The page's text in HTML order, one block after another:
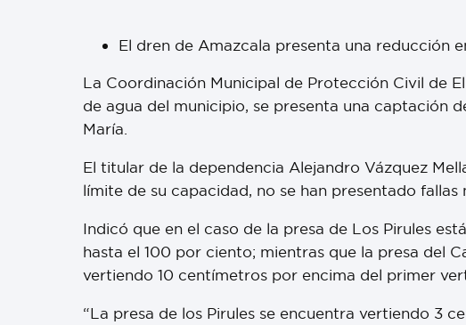
El dren de Amazcala presenta una reducción
La Coordinación Municipal de Protección Civil de
de agua del municipio, se presenta una captación
María.
El titular de la dependencia Alejandro Vázquez
límite de su capacidad, no se han presentado fallas
Indicó que en el caso de la presa de Los Pirules
hasta el 100 por ciento; mientras que la presa del
vertiendo 10 centímetros por encima del primer
“La presa de los Pirules se encuentra vertiendo 3